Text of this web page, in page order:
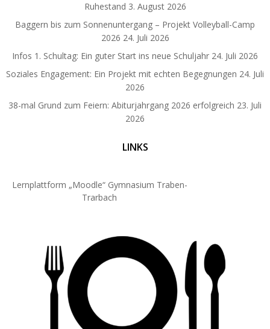
Ruhestand 3. August 2026
Baggern bis zum Sonnenuntergang – Projekt Volleyball-Camp
2026 24. Juli 2026
Infos 1. Schultag: Ein guter Start ins neue Schuljahr 24. Juli 2026
Soziales Engagement: Ein Projekt mit echten Begegnungen 24. Juli
2026
38-mal Grund zum Feiern: Abiturjahrgang 2026 erfolgreich 23. Juli
2026
LINKS
Lernplattform „Moodle“ Gymnasium Traben-
Trarbach